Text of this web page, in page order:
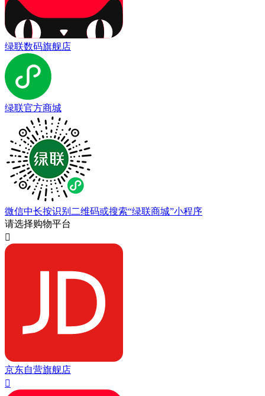
绿联数码旗舰店
绿联官方商城
微信中长按识别二维码或搜索“绿联商城”小程序
请选择购物平台

京东自营旗舰店
